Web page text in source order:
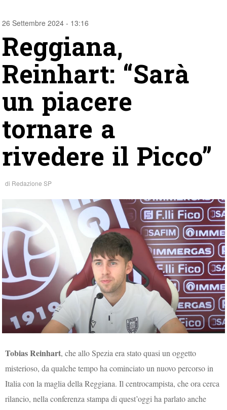
26 Settembre 2024 - 13:16
Reggiana,
Reinhart: “Sarà
un piacere
tornare a
rivedere il Picco”
di Redazione SP
Tobias Reinhart, che allo Spezia era stato quasi un oggetto
misterioso, da qualche tempo ha cominciato un nuovo percorso in
Italia con la maglia della Reggiana. Il centrocampista, che ora cerca
rilancio, nella conferenza stampa di quest’oggi ha parlato anche